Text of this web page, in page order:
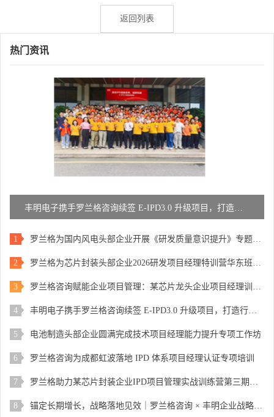
返回列表
热门资讯
1
2
3
4
5 电池制造头部企业圆满完成技术项目经理能力提升专项工作坊
6 罗兰格咨询为成都虹波落地 IPD 体系项目经理认证专项培训
7
8